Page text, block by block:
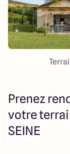
Prenez
votre
SEINE